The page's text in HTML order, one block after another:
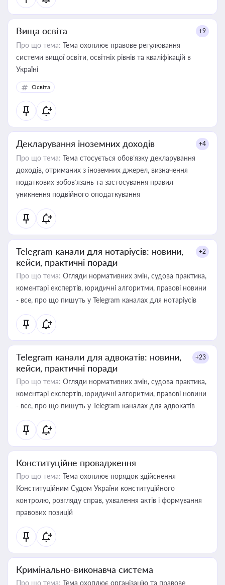
Вища освіта +9
Про що тема: Тема охоплює правове регулювання
системи вищої освіти, освітніх рівнів та кваліфікацій в
Україні
Освіта
Декларування іноземних доходів +4
Про що тема: Тема стосується обов’язку декларування
доходів, отриманих з іноземних джерел, визначення
податкових зобов’язань та застосування правил
уникнення подвійного оподаткування
Telegram канали для нотаріусів: новини,
кейси, практичні поради
+2
Про що тема: Огляди нормативних змін, судова практика,
коментарі експертів, юридичні алгоритми, правові новини
- все, про що пишуть у Telegram каналах для нотаріусів
Telegram канали для адвокатів: новини,
кейси, практичні поради
+23
Про що тема: Огляди нормативних змін, судова практика,
коментарі експертів, юридичні алгоритми, правові новини
- все, про що пишуть у Telegram каналах для адвокатів
Конституційне провадження
Про що тема: Тема охоплює порядок здійснення
Конституційним Судом України конституційного
контролю, розгляду справ, ухвалення актів і формування
правових позицій
Кримінально-виконавча система
Про що тема: Тема охоплює організацію та правове